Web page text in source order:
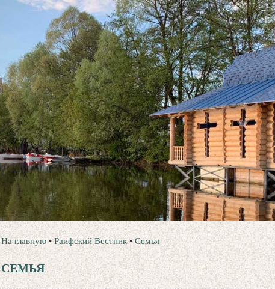
На главную •Раифский Вестник •Семья
СЕМЬЯ